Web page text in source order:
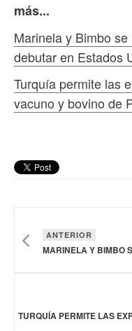
más...
Marinela y Bimbo
debutar en Estados
Turquía permite las
vacuno y bovino de
ANTERIOR